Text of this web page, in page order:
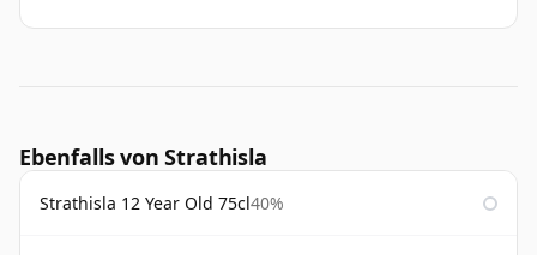
Ebenfalls von Strathisla
Strathisla 12 Year Old 75cl40%